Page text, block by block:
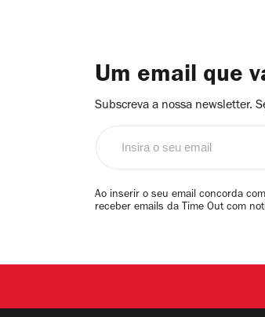
Um email que
Subscreva a nossa newsletter.
email
Ao inserir o seu email concorda
receber emails da Time Out com